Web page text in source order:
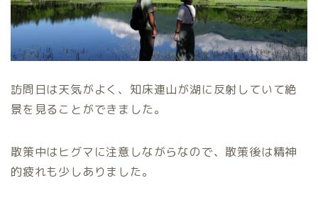
訪問日は天気がよく、知床連山が湖に反射していて絶
景を見ることができました。
散策中はヒグマに注意しながらなので、散策後は精神
的疲れも少しありました。